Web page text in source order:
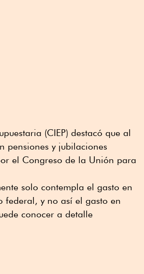
(CIEP) destacó que al
pensiones y jubilaciones
el Congreso de la Unión para
solo contempla el gasto en
federal, y no así el gasto en
conocer a detalle